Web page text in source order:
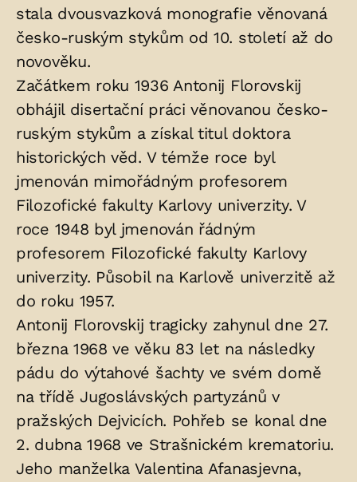
stala dvousvazková monografie věnovaná
česko-ruským stykům od 10. století až do
novověku.
Začátkem roku 1936 Antonij Florovskij
obhájil disertační práci věnovanou česko-
ruským stykům a získal titul doktora
historických věd. V témže roce byl
jmenován mimořádným profesorem
Filozofické fakulty Karlovy univerzity. V
roce 1948 byl jmenován řádným
profesorem Filozofické fakulty Karlovy
univerzity. Působil na Karlově univerzitě až
do roku 1957.
Antonij Florovskij tragicky zahynul dne 27.
března 1968 ve věku 83 let na následky
pádu do výtahové šachty ve svém domě
na třídě Jugoslávských partyzánů v
pražských Dejvicích. Pohřeb se konal dne
2. dubna 1968 ve Strašnickém krematoriu.
Jeho manželka Valentina Afanasjevna,